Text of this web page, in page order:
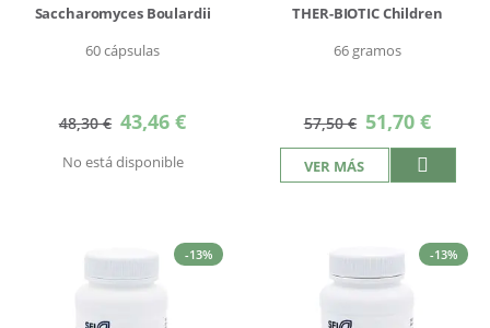
Saccharomyces Boulardii
60 cápsulas
48,30 € Precio
especial
43,46 €
No está disponible
THER-BIOTIC Children
66 gramos
57,50 € Precio
especial
51,70 €
VER MÁS
-13% -13%